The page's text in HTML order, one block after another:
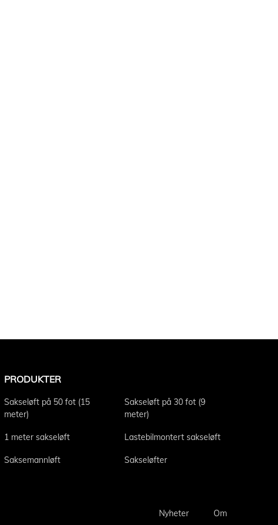
PRODUKTER
Sakseløft på 50 fot (15
meter)
Sakseløft på 30 fot (9
meter)
1 meter sakseløft Lastebilmontert sakseløft
Saksemannløft Sakseløfter
Nyheter Om